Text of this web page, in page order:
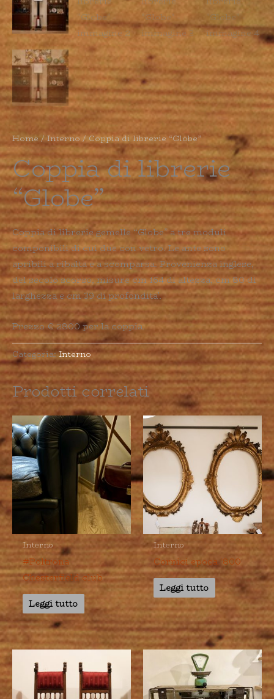
Home / Interno/ Coppia di librerie “Globe”
Coppia di librerie
“Globe”
Coppia di librerie gemelle “Globe” a tre moduli
componibili di cui due con vetro. Le ante sono
apribili a ribalta e a scomparsa. Provenienza inglese,
del secolo scorso, misure cm 164 di altezza, cm 80 di
larghezza e cm 39 di profondita’.
Prezzo € 2800 per la coppia.
Categoria:Interno
Prodotti correlati
Interno
#Poltrona
Chesterfield club
Leggi tutto
Interno
Cornici epoca ‘800
Leggi tutto